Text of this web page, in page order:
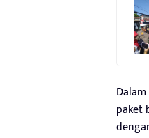
paket